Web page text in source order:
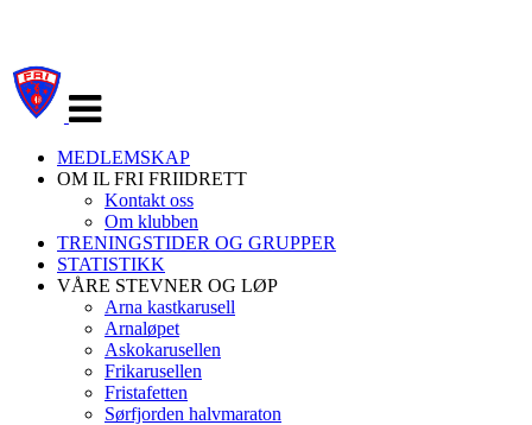
navigasjon
MEDLEMSKAP
OM IL FRI FRIIDRETT
Kontakt oss
Om klubben
TRENINGSTIDER OG GRUPPER
STATISTIKK
VÅRE STEVNER OG LØP
Arna kastkarusell
Arnaløpet
Askokarusellen
Frikarusellen
Fristafetten
Sørfjorden halvmaraton